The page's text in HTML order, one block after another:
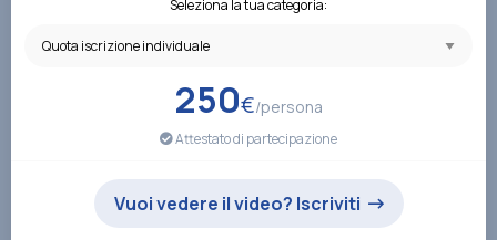
Contatti
Seleziona la tua categoria:
250€/persona
Attestato di partecipazione
Vuoi vedere il video? Iscriviti